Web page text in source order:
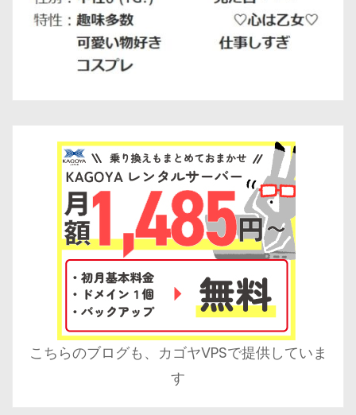
こちらのブログも、カゴヤVPSで提供していま
す